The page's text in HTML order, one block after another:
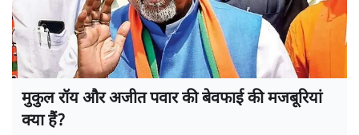
मुकुल रॉय और अजीत पवार की बेवफाई की मजबूरियां
क्या हैं?